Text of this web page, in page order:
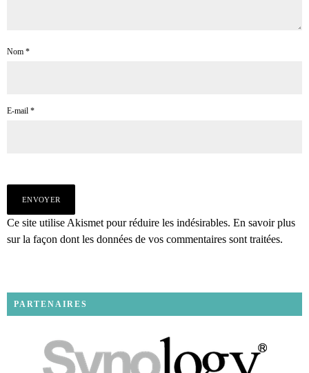
Nom *
E-mail *
Ce site utilise Akismet pour réduire les indésirables. En savoir plus
sur la façon dont les données de vos commentaires sont traitées.
PARTENAIRES